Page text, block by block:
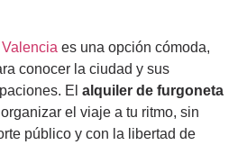
es una opción cómoda,
conocer la ciudad y sus
El alquiler de furgoneta
el viaje a tu ritmo, sin
público y con la libertad de